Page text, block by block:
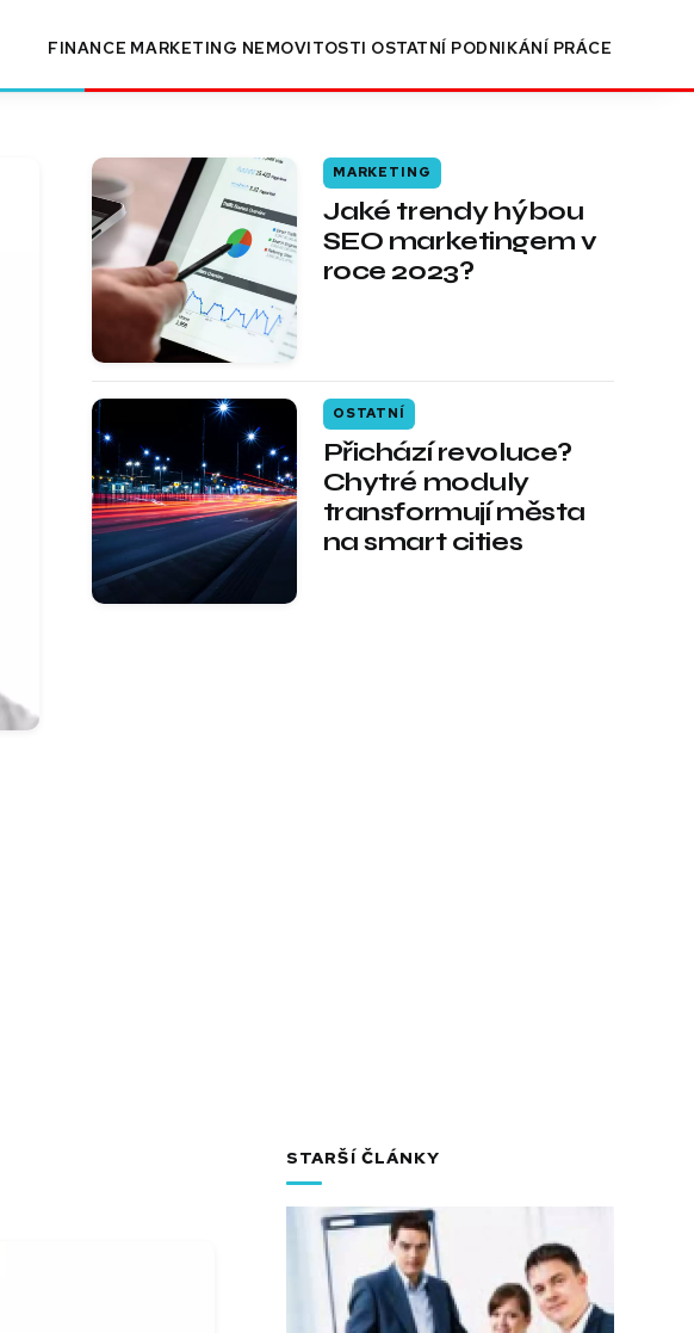
FINANCE MARKETING NEMOVITOSTI OSTATNÍ PODNIKÁNÍ PRÁCE
Jaké trendy hýbou
SEO marketingem v
roce 2023?
MARKETING
Přichází revoluce?
Chytré moduly
transformují města
na smart cities
OSTATNÍ
STARŠÍ ČLÁNKY